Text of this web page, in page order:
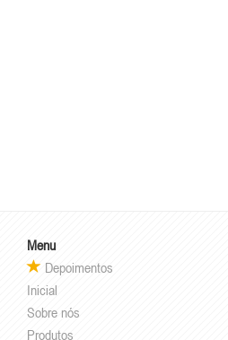
Menu
Depoimentos
Inicial
Sobre nós
Produtos